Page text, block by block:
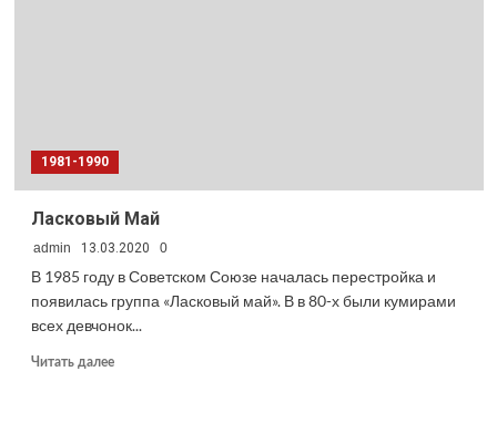
1981-1990
Ласковый Май
admin 13.03.2020 0
В 1985 году в Советском Союзе началась перестройка и
появилась группа «Ласковый май». В в 80-х были кумирами
всех девчонок...
Читать далееПрочитать